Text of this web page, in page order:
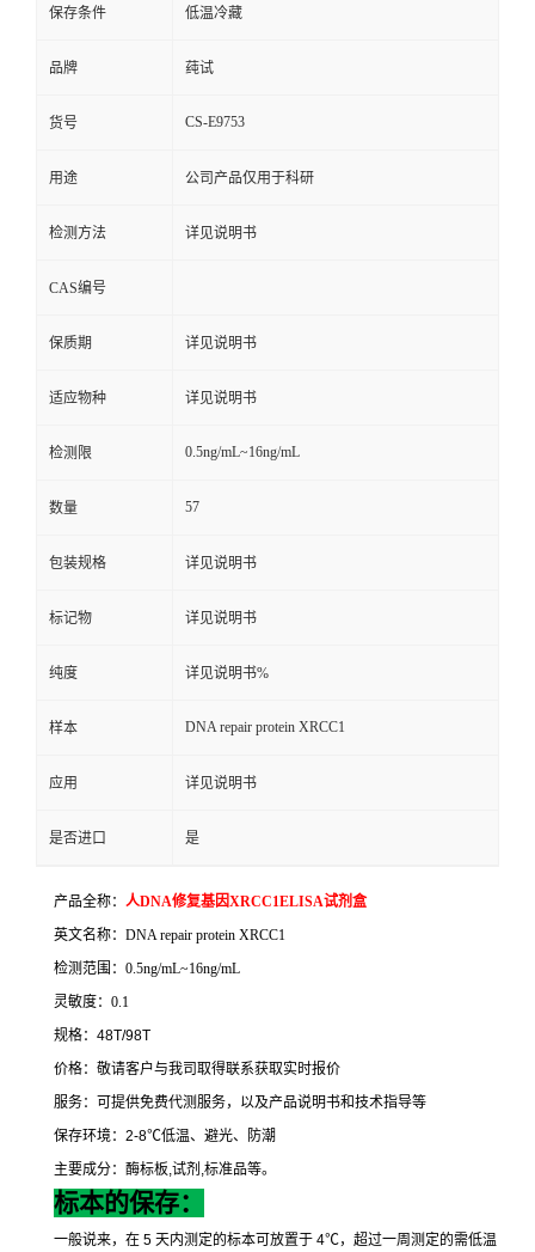
保存条件 低温冷藏
品牌 莼试
货号 CS-E9753
用途 公司产品仅用于科研
检测方法 详见说明书
CAS编号
保质期 详见说明书
适应物种 详见说明书
检测限 0.5ng/mL~16ng/mL
数量 57
包装规格 详见说明书
标记物 详见说明书
纯度 详见说明书%
样本 DNA repair protein XRCC1
应用 详见说明书
是否进口 是
产品全称： 人DNA修复基因XRCC1ELISA试剂盒
英文名称： DNA repair protein XRCC1
检测范围： 0.5ng/mL~16ng/mL
灵敏度： 0.1
规格： 48T/98T
价格：敬请客户与我司取得联系获取实时报价
服务：可提供免费代测服务，以及产品说明书和技术指导等
保存环境： 2-8℃低温、避光、防潮
主要成分：酶标板,试剂 ,标准品等。
标本的保存：
一般说来，在 5 天内测定的标本可放置于 4℃，超过一周测定的需低温